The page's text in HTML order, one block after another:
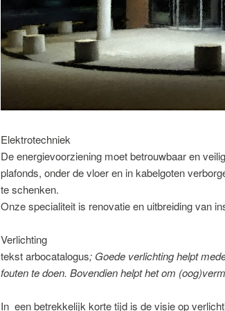
Elektrotechniek
De energievoorziening moet betrouwbaar en
plafonds, onder de vloer en in kabelgoten
te schenken.
Onze specialiteit is renovatie en uitbreiding van
Verlichting
tekst arbocatalogus; Goede verlichting helpt
fouten te doen. Bovendien helpt het om
In een betrekkelijk korte tijd is de visie op